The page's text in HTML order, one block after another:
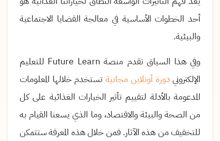
أحد الخطوات الأساسية في معالجة القضايا الاجتماعية
والبيئية.
وفي هذا السياق تقدم منصة Future Learn للتعليم
الإلكترونيدورة أونلاين مجانية تستخدم خلالها المعلومات
المدعومة بالأدلة لتقييم تأثير الخيارات الغذائية على كل
من الصحة والبيئة والاقتصاد، وما الذي يسعنا القيام به
للتخفيف من هذه الآثار. فمن خلال هذه المعرفة ستتمكن